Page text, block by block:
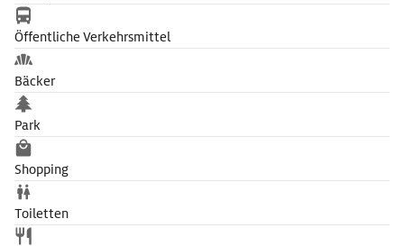
Öffentliche Verkehrsmittel
Bäcker
Park
Shopping
Toiletten